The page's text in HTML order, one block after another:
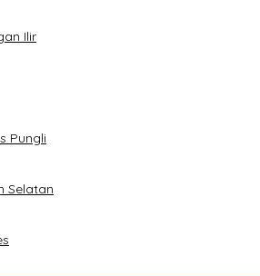
Ilir
Pungli
Selatan